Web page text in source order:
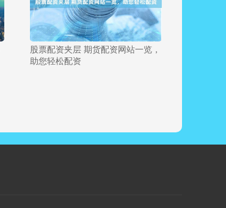
股票配资夹层 期货配资网站一览，
助您轻松配资